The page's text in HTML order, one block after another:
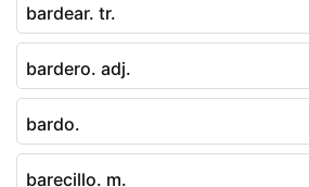
bardear. tr.
bardero. adj.
bardo.
barecillo. m.